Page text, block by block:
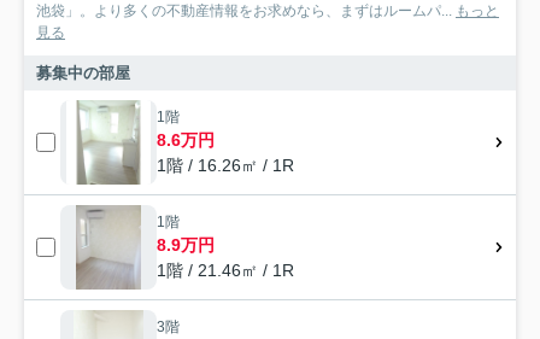
池袋」。より多くの不動産情報をお求めなら、まずはルームパ... もっと
見る
募集中の部屋
1階
8.6万円
1階 / 16.26㎡ / 1R
1階
8.9万円
1階 / 21.46㎡ / 1R
3階